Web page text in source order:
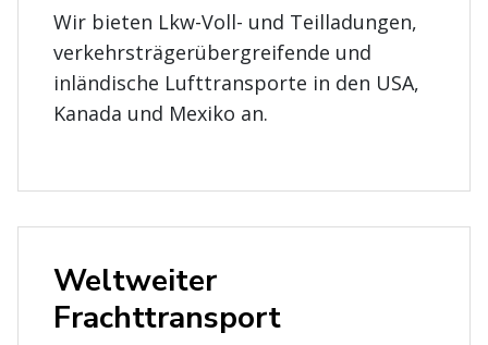
Wir bieten Lkw-Voll- und Teilladungen,
verkehrsträgerübergreifende und
inländische Lufttransporte in den USA,
Kanada und Mexiko an.
Weltweiter
Frachttransport